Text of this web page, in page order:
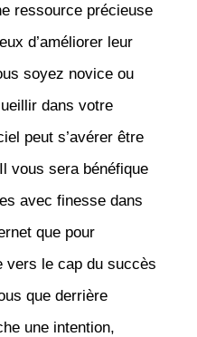
ressource précieuse
d’améliorer leur
soyez novice ou
dans votre
peut s’avérer être
vous sera bénéfique
avec finesse dans
que pour
vers le cap du succès
que derrière
une intention,